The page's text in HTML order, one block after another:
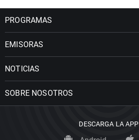
PROGRAMAS
EMISORAS
NOTICIAS
SOBRE NOSOTROS
DESCARGA LA APP